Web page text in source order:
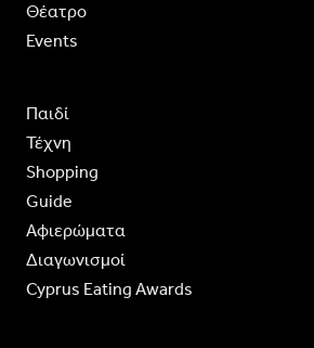
Θέατρο
Events
Παιδί
Τέχνη
Shopping
Guide
Aφιερώματα
Διαγωνισμοί
Cyprus Eating Awards